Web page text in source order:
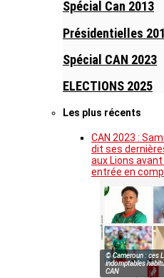
Spécial Can 2013
Présidentielles
Spécial CAN 2023
ELECTIONS 2025
Les plus récents
CAN 2023 :
dit ses
aux Lions
entrée en
© Cameroun : ces
indomptables
CAN